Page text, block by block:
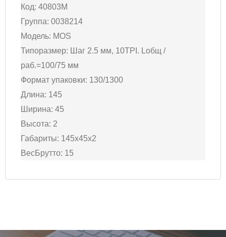
Код: 40803М
Группа: 0038214
Модель: MOS
Типоразмер: Шаг 2.5 мм, 10TPI. Lобщ /
раб.=100/75 мм
Формат упаковки: 130/1300
Длина: 145
Ширина: 45
Высота: 2
Габариты: 145x45x2
ВесБрутто: 15